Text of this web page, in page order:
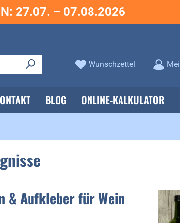
27.07. – 07.08.2026
Wunschzettel Du hast 0
BLOG ONLINE-KALKULATOR
& Aufkleber für Wein